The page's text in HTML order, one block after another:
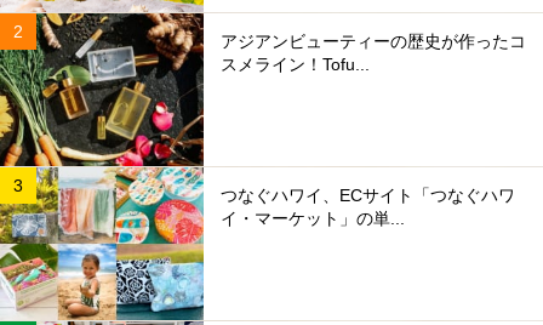
アジアンビューティーの歴史が作ったコ
スメライン！Tofu...
つなぐハワイ、ECサイト「つなぐハワ
イ・マーケット」の単...